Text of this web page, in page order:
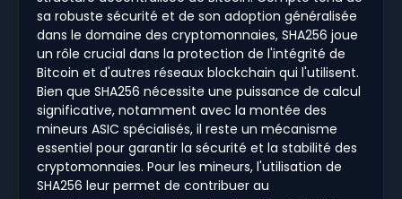
sa robuste sécurité et de son adoption généralisée
dans le domaine des cryptomonnaies, SHA256 joue
un rôle crucial dans la protection de l'intégrité de
Bitcoin et d'autres réseaux blockchain qui l'utilisent.
Bien que SHA256 nécessite une puissance de calcul
significative, notamment avec la montée des
mineurs ASIC spécialisés, il reste un mécanisme
essentiel pour garantir la sécurité et la stabilité des
cryptomonnaies. Pour les mineurs, l'utilisation de
SHA256 leur permet de contribuer au